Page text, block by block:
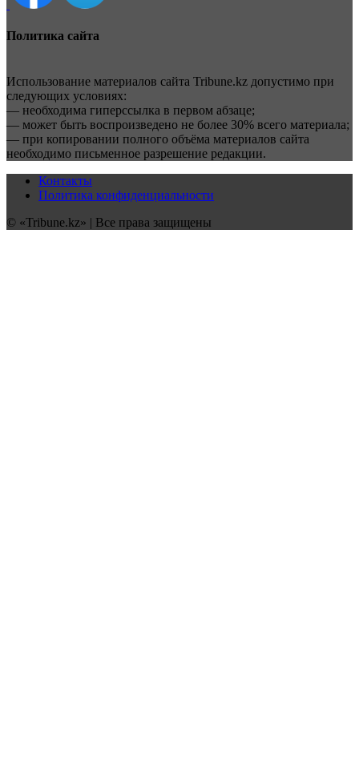
Политика сайта
Использование материалов сайта Tribune.kz допустимо при
следующих условиях:
— необходима гиперссылка в первом абзаце;
— может быть воспроизведено не более 30% всего материала;
— при копировании полного объёма материалов сайта
необходимо письменное разрешение редакции.
Контакты
Политика конфиденциальности
© «Tribune.kz» | Все права защищены